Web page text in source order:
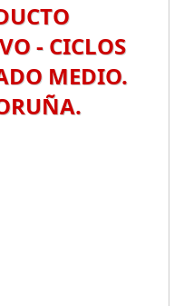
- CICLOS
MEDIO.